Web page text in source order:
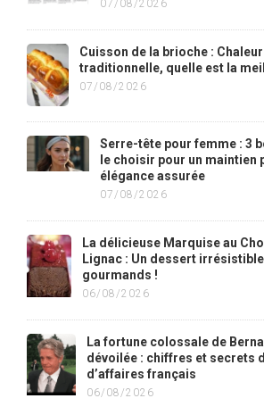
07/08/2026
Cuisson de la brioche :
traditionnelle, quelle est la
07/08/2026
Serre-tête pour femme : 3
le choisir pour un maintien
élégance assurée
07/08/2026
La délicieuse Marquise au
Lignac : Un dessert
gourmands !
06/08/2026
La fortune colossale de
dévoilée : chiffres et secrets
d’affaires français
06/08/2026